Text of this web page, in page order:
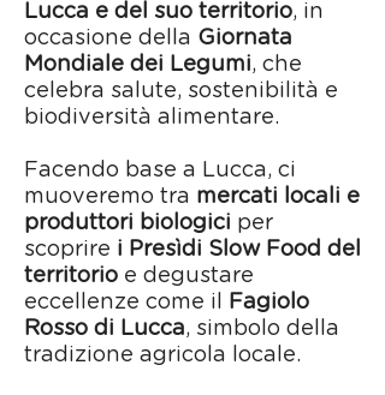
Lucca e del suo territorio, in
occasione della Giornata
Mondiale dei Legumi, che
celebra salute, sostenibilità e
biodiversità alimentare.
Facendo base a Lucca, ci
muoveremo tra mercati locali e
produttori biologici per
scoprire i Presìdi Slow Food del
territorio e degustare
eccellenze come il Fagiolo
Rosso di Lucca, simbolo della
tradizione agricola locale.